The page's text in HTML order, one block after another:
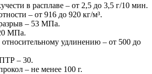
в расплаве – от 2,5 до 3,5 г/10 мин.
– от 916 до 920 кг/м³.
– 53 МПа.
МПа.
удлинению – от 500 до
– 30.
– не менее 100 г.